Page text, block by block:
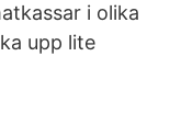
i olika
upp lite